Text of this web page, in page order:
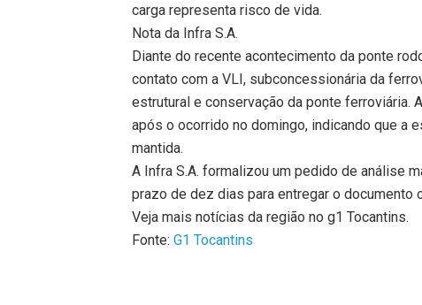
carga representa risco de vida.
Nota da Infra S.A.
Diante do recente acontecimento da ponte
contato com a VLI, subconcessionária da
estrutural e conservação da ponte ferroviária.
após o ocorrido no domingo, indicando que a
mantida.
A Infra S.A. formalizou um pedido de análise
prazo de dez dias para entregar o documento
Veja mais notícias da região no g1 Tocantins.
Fonte:G1 Tocantins